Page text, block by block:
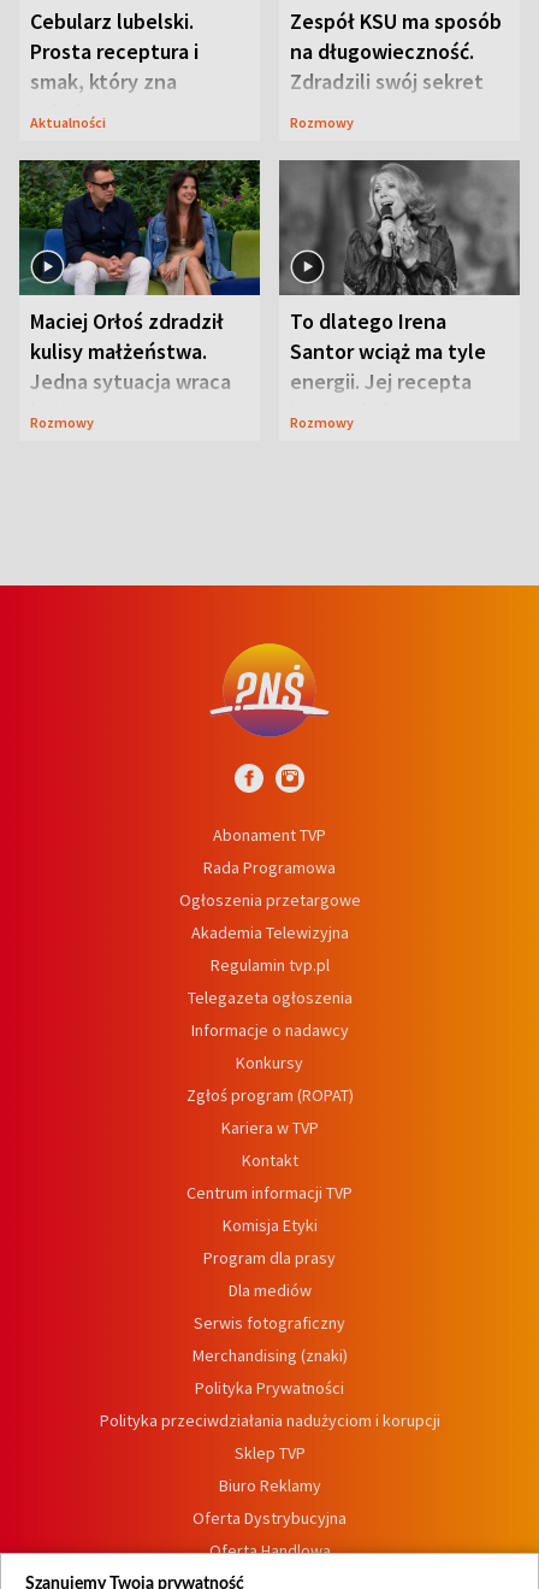
Cebularz lubelski.
Prosta receptura i
smak, który zna
Lubelszczyzna
Aktualności
Zespół KSU ma sposób
na długowieczność.
Zdradzili swój sekret
Rozmowy
Maciej Orłoś zdradził
kulisy małżeństwa.
Jedna sytuacja wraca
jak bumerang
Rozmowy
To dlatego Irena
Santor wciąż ma tyle
energii. Jej recepta
jest zaskakująco
Rozmowy
Abonament TVP
Rada Programowa
Ogłoszenia przetargowe
Akademia Telewizyjna
Regulamin tvp.pl
Telegazeta ogłoszenia
Informacje o nadawcy
Konkursy
Zgłoś program (ROPAT)
Kariera w TVP
Kontakt
Centrum informacji TVP
Komisja Etyki
Program dla prasy
Dla mediów
Serwis fotograficzny
Merchandising (znaki)
Polityka Prywatności
Polityka przeciwdziałania nadużyciom i korupcji
Sklep TVP
Biuro Reklamy
Oferta Dystrybucyjna
Oferta Handlowa
Dostępność
Szanujemy Twoją prywatność